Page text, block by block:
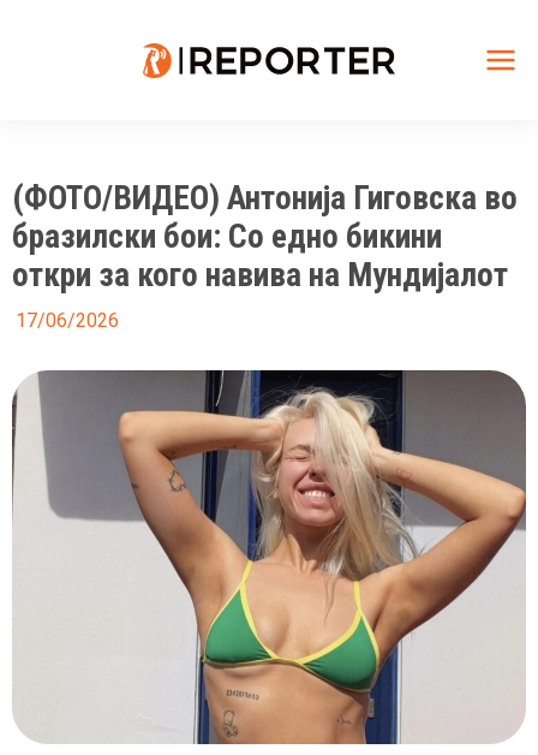
(ФОТО/ВИДЕО) Антонија Гиговска во
бразилски бои: Со едно бикини
откри за кого навива на Мундијалот
17/06/2026